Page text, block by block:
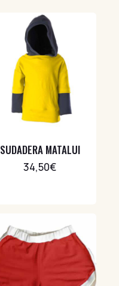
SUDADERA MATALUI
34,50€